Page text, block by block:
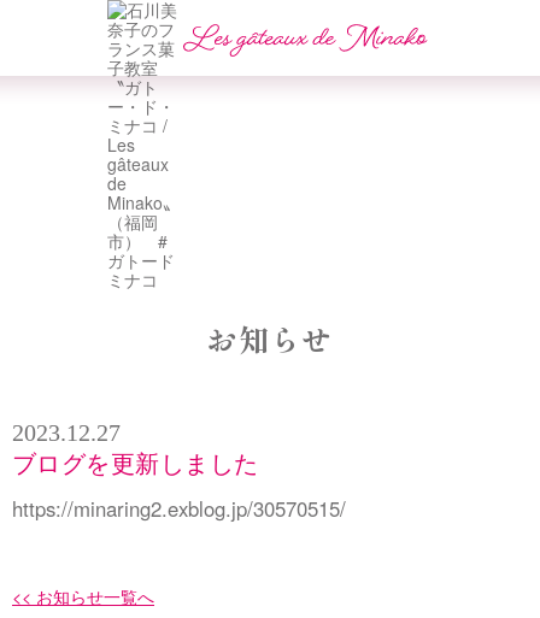
お知らせ
2023.12.27
ブログを更新しました
https://minaring2.exblog.jp/30570515/
<< お知らせ一覧へ